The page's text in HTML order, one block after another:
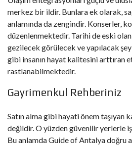
merkez bir ildir. Bunlara ek olarak,
anlamında da zengindir. Konserler,
düzenlenmektedir. Tarihi de eski
gezilecek görülecek ve yapılacak
gibi insanın hayat kalitesini arttıran
rastlanabilmektedir.
Gayrimenkul Rehberiniz
Satın alma gibi hayati önem taşıyan
değildir. O yüzden güvenilir yerlerle
Bu anlamda Guide of Antalya doğru